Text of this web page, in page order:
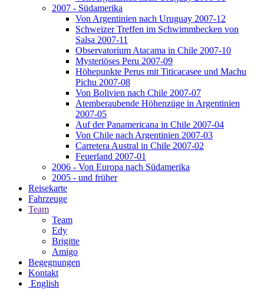
2007 - Südamerika
Von Argentinien nach Uruguay 2007-12
Schweizer Treffen im Schwimmbecken von
Salsa 2007-11
Observatorium Atacama in Chile 2007-10
Mysteriöses Peru 2007-09
Höhepunkte Perus mit Titicacasee und Machu
Pichu 2007-08
Von Bolivien nach Chile 2007-07
Atemberaubende Höhenzüge in Argentinien
2007-05
Auf der Panamericana in Chile 2007-04
Von Chile nach Argentinien 2007-03
Carretera Austral in Chile 2007-02
Feuerland 2007-01
2006 - Von Europa nach Südamerika
2005 - und früher
Reisekarte
Fahrzeuge
Team
Team
Edy
Brigitte
Amigo
Begegnungen
Kontakt
English